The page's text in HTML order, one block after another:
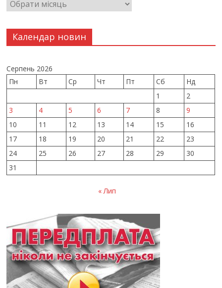
Календар новин
Серпень 2026
Пн
Вт Ср Чт Пт Сб
Нд
1
2
3
4 5 6 7 8
9
10
11 12 13 14 15
16
17
18 19 20 21 22
23
24
25 26 27 28 29
30
31
« Лип